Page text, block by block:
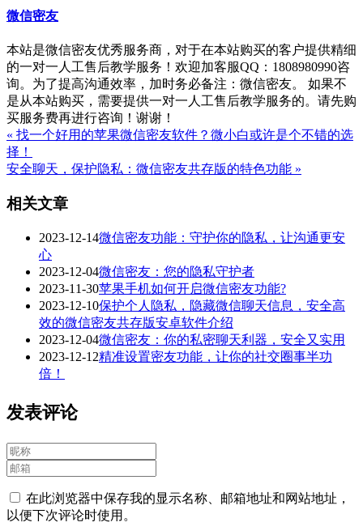
微信密友
本站是微信密友优秀服务商，对于在本站购买的客户提供精细
的一对一人工售后教学服务！欢迎加客服QQ：1808980990咨
询。为了提高沟通效率，加时务必备注：微信密友。 如果不
是从本站购买，需要提供一对一人工售后教学服务的。请先购
买服务费再进行咨询！谢谢！
« 找一个好用的苹果微信密友软件？微小白或许是个不错的选
择！
安全聊天，保护隐私：微信密友共存版的特色功能 »
相关文章
2023-12-14微信密友功能：守护你的隐私，让沟通更安
心
2023-12-04微信密友：您的隐私守护者
2023-11-30苹果手机如何开启微信密友功能?
2023-12-10保护个人隐私，隐藏微信聊天信息，安全高
效的微信密友共存版安卓软件介绍
2023-12-04微信密友：你的私密聊天利器，安全又实用
2023-12-12精准设置密友功能，让你的社交圈事半功
倍！
发表评论
在此浏览器中保存我的显示名称、邮箱地址和网站地址，
以便下次评论时使用。